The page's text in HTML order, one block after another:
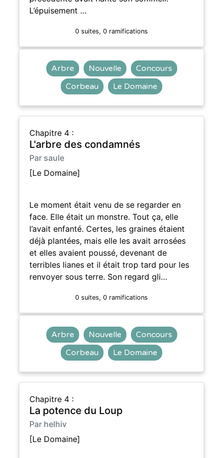
L’épuisement …
0 suites, 0 ramifications
Arbre Nouvelle
Concours
Corbeau
Le Domaine
Chapitre 4 :
L'arbre des condamnés
Par saule
[Le Domaine]
Le moment était venu de se regarder en
face. Elle était un monstre. Tout ça, elle
l’avait enfanté. Certes, les graines étaient
déjà plantées, mais elle les avait arrosées
et elles avaient poussé, devenant de
terribles lianes et il était trop tard pour les
renvoyer sous terre. Son regard gli…
0 suites, 0 ramifications
Arbre Nouvelle
Concours
Corbeau
Le Domaine
Chapitre 4 :
La potence du Loup
Par helhiv
[Le Domaine]